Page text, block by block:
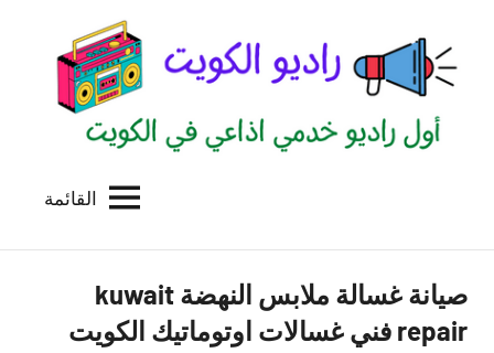
المحتوى
الكويت
للاعلانات
بالكويت
القائمة
صيانة غسالة ملابس النهضة kuwait
repair فني غسالات اوتوماتيك الكويت